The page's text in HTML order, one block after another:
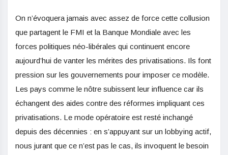
On n’évoquera jamais avec assez de force cette collusion
que partagent le FMI et la Banque Mondiale avec les
forces politiques néo-libérales qui continuent encore
aujourd’hui de vanter les mérites des privatisations. Ils font
pression sur les gouvernements pour imposer ce modèle.
Les pays comme le nôtre subissent leur influence car ils
échangent des aides contre des réformes impliquant ces
privatisations. Le mode opératoire est resté inchangé
depuis des décennies : en s’appuyant sur un lobbying actif,
nous jurant que ce n’est pas le cas, ils invoquent le besoin